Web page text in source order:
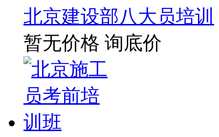
北京建设部八大员培训
暂无价格 询底价